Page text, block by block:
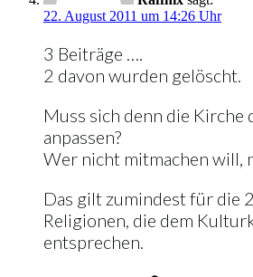
22. August 2011 um 14:26 Uhr
3 Beiträge ….
2 davon wurden gelöscht.
Muss sich denn die Kirche
anpassen?
Wer nicht mitmachen will,
Das gilt zumindest für die
Religionen, die dem
entsprechen.